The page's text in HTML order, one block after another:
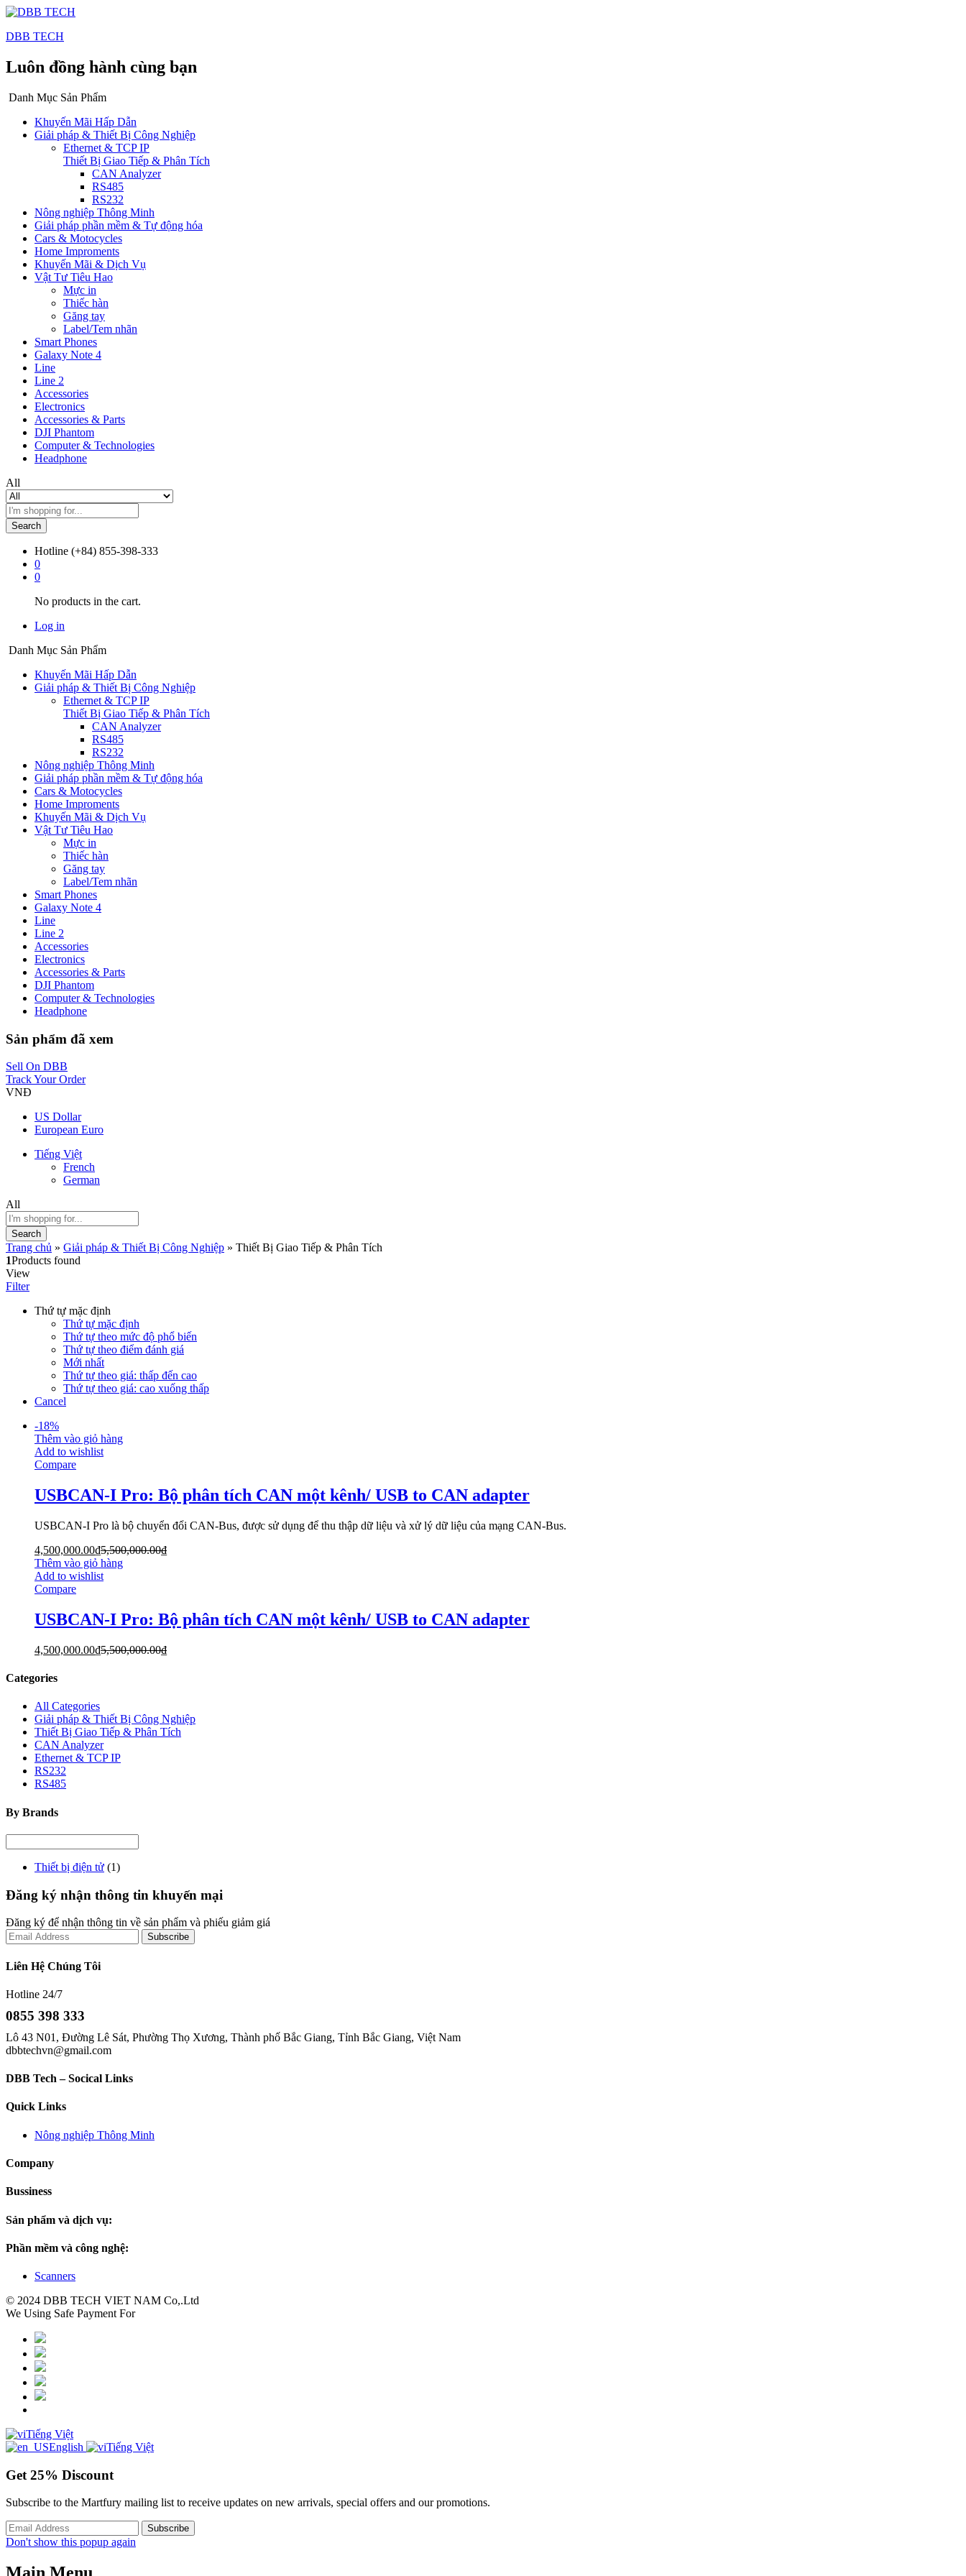
DBB TECH
Luôn đồng hành cùng bạn
Danh Mục Sản Phẩm
Khuyến Mãi Hấp Dẫn
Giải pháp & Thiết Bị Công Nghiệp
Ethernet & TCP IP
Thiết Bị Giao Tiếp & Phân Tích
CAN Analyzer
RS485
RS232
Nông nghiệp Thông Minh
Giải pháp phần mềm & Tự động hóa
Cars & Motocycles
Home Improments
Khuyến Mãi & Dịch Vụ
Vật Tư Tiêu Hao
Mực in
Thiếc hàn
Găng tay
Label/Tem nhãn
Smart Phones
Galaxy Note 4
Line
Line 2
Accessories
Electronics
Accessories & Parts
DJI Phantom
Computer & Technologies
Headphone
All
Search
Hotline (+84) 855-398-333
0
0
No products in the cart.
Log in
Danh Mục Sản Phẩm
Khuyến Mãi Hấp Dẫn
Giải pháp & Thiết Bị Công Nghiệp
Ethernet & TCP IP
Thiết Bị Giao Tiếp & Phân Tích
CAN Analyzer
RS485
RS232
Nông nghiệp Thông Minh
Giải pháp phần mềm & Tự động hóa
Cars & Motocycles
Home Improments
Khuyến Mãi & Dịch Vụ
Vật Tư Tiêu Hao
Mực in
Thiếc hàn
Găng tay
Label/Tem nhãn
Smart Phones
Galaxy Note 4
Line
Line 2
Accessories
Electronics
Accessories & Parts
DJI Phantom
Computer & Technologies
Headphone
Sản phẩm đã xem
Sell On DBB
Track Your Order
VNĐ
US Dollar
European Euro
Tiếng Việt
French
German
All
Search
Trang chủ » Giải pháp & Thiết Bị Công Nghiệp » Thiết Bị Giao Tiếp & Phân Tích
1Products found
View
Filter
Thứ tự mặc định
Thứ tự mặc định
Thứ tự theo mức độ phổ biến
Thứ tự theo điểm đánh giá
Mới nhất
Thứ tự theo giá: thấp đến cao
Thứ tự theo giá: cao xuống thấp
Cancel
-18%
Thêm vào giỏ hàng
Add to wishlist
Compare
USBCAN-I Pro: Bộ phân tích CAN một kênh/ USB to CAN adapter
USBCAN-I Pro là bộ chuyển đổi CAN-Bus, được sử dụng để thu thập dữ liệu và xử lý dữ liệu của mạng CAN-Bus.
4,500,000.00₫5,500,000.00₫
Thêm vào giỏ hàng
Add to wishlist
Compare
USBCAN-I Pro: Bộ phân tích CAN một kênh/ USB to CAN adapter
4,500,000.00₫5,500,000.00₫
Categories
All Categories
Giải pháp & Thiết Bị Công Nghiệp
Thiết Bị Giao Tiếp & Phân Tích
CAN Analyzer
Ethernet & TCP IP
RS232
RS485
By Brands
Thiết bị điện tử (1)
Đăng ký nhận thông tin khuyến mại
Đăng ký để nhận thông tin về sản phẩm và phiếu giảm giá
Liên Hệ Chúng Tôi
Hotline 24/7
0855 398 333
Lô 43 N01, Đường Lê Sát, Phường Thọ Xương, Thành phố Bắc Giang, Tỉnh Bắc Giang, Việt Nam
dbbtechvn@gmail.com
DBB Tech – Socical Links
Quick Links
Nông nghiệp Thông Minh
Company
Bussiness
Sản phẩm và dịch vụ:
Phần mềm và công nghệ:
Scanners
© 2024 DBB TECH VIET NAM Co,.Ltd
We Using Safe Payment For
Tiếng Việt
English
Tiếng Việt
Get 25% Discount
Subscribe to the Martfury mailing list to receive updates on new arrivals, special offers and our promotions.
Don't show this popup again